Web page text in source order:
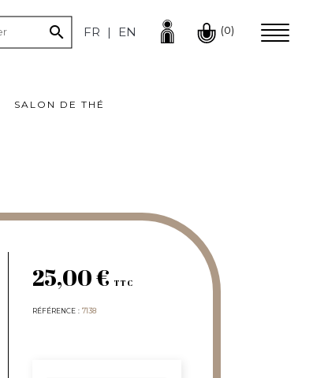
FR EN (0)
SALON DE THÉ

25,00 € TTC
RÉFÉRENCE 7138